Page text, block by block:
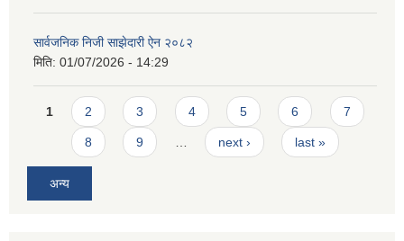
सार्वजनिक निजी साझेदारी ऐन २०८२
मिति: 01/07/2026 - 14:29
Pages
1 2 3 4 5 6 7
8 9 next › last »
अन्य